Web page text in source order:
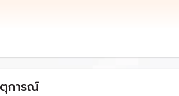
เม.ย. 2566 โดยระบุนโยบายแจกแท็บเล็ตว่า
การณ์